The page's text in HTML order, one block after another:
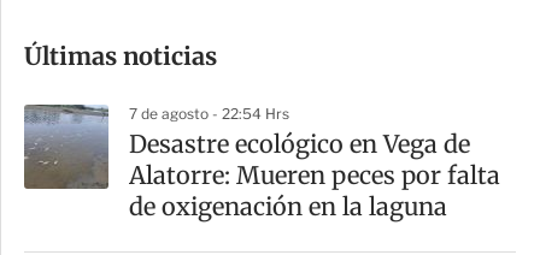
m
a
r
t
Últimas noticias
7 de agosto - 22:54 Hrs
Desastre ecológico en Vega de
Alatorre: Mueren peces por falta
de oxigenación en la laguna